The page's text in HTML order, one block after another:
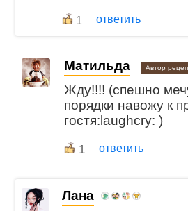
1 ответить
Матильда Автор
Жду!!!! (спешно
порядки навожу к
гостя:laughcry: )
1 ответить
Лана